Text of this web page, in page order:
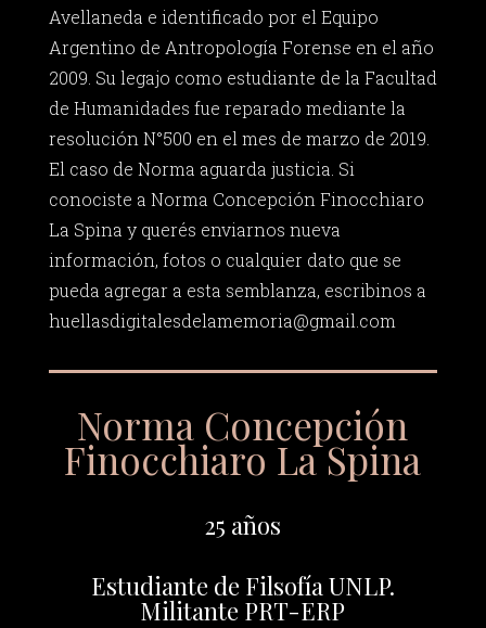
Avellaneda e identificado por el Equipo
Argentino de Antropología Forense en el año
2009. Su legajo como estudiante de la Facultad
de Humanidades fue reparado mediante la
resolución N°500 en el mes de marzo de 2019.
El caso de Norma aguarda justicia. Si
conociste a Norma Concepción Finocchiaro
La Spina y querés enviarnos nueva
información, fotos o cualquier dato que se
pueda agregar a esta semblanza, escribinos a
huellasdigitalesdelamemoria@gmail.com
Norma Concepción
Finocchiaro La Spina
25 años
Estudiante de Filsofía UNLP.
Militante PRT-ERP